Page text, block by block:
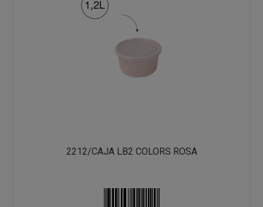
2212/CAJA LB2 COLORS ROSA